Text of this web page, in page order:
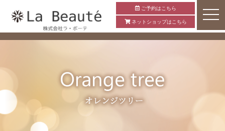
ご予約はこちら
ネットショップはこちら